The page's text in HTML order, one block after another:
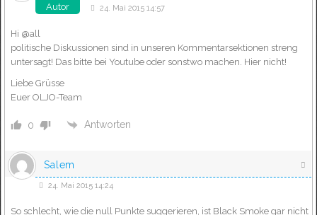
Autor 24. Mai 2015 14:57
Hi @all
politische Diskussionen sind in unseren Kommentarsektionen streng
untersagt! Das bitte bei Youtube oder sonstwo machen. Hier nicht!
Liebe Grüsse
Euer OLJO-Team
0 Antworten
Salem
24. Mai 2015 14:24
So schlecht, wie die null Punkte suggerieren, ist Black Smoke gar nicht